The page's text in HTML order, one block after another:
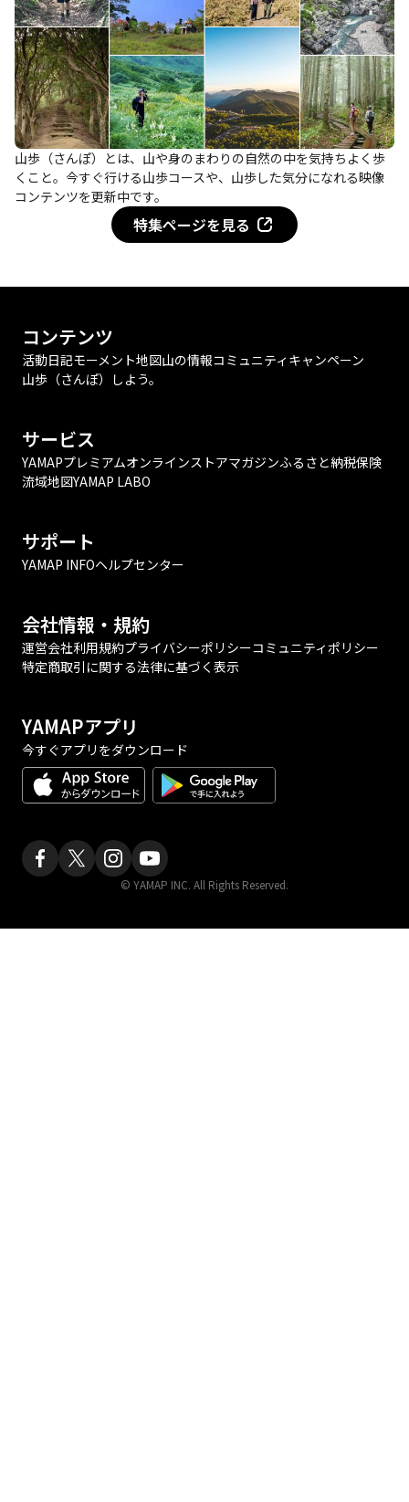
山歩（さんぽ）とは、山や身のまわりの自然の中を気持ちよく歩
くこと。今すぐ行ける山歩コースや、山歩した気分になれる映像
コンテンツを更新中です。
特集ページを見る
コンテンツ
活動日記モーメント地図山の情報コミュニティ キャンペーン
山歩（さんぽ）しよう。
サービス
YAMAPプレミアムオンラインストアマガジンふるさと納税保険
流域地図YAMAP LABO
サポート
YAMAP INFOヘルプセンター
会社情報・規約
運営会社利用規約プライバシーポリシーコミュニティポリシー
特定商取引に関する法律に基づく表示
YAMAPアプリ
今すぐアプリをダウンロード
© YAMAP INC. All Rights Reserved.